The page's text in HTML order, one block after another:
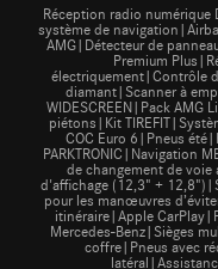
Réception radio
système de
AMG|Détecteur de
Premium
électriquement|Contrôle
diamant|Scanner à
WIDESCREEN|Pack AMG
piétons|Kit
COC Euro 6|Pneus
PARKTRONIC|Navigation
de changement de
d'affichage (12,3" +
pour les manœuvres
itinéraire|Apple
Mercedes-Benz|Sièges
coffre|Pneus avec